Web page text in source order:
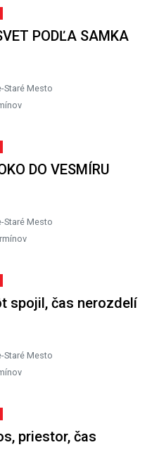
PODĽA SAMKA
Staré Mesto
DO VESMÍRU
Staré Mesto
spojil, čas nerozdelí
Staré Mesto
priestor, čas